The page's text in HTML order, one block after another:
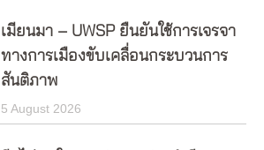
เมียนมา – UWSP ยืนยันใช้การเจรจา
ทางการเมืองขับเคลื่อนกระบวนการ
สันติภาพ
5 August 2026